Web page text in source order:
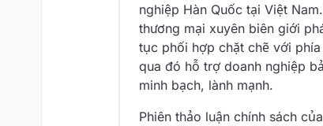
nghiệp Hàn Quốc tại Việt
thương mại xuyên biên giới
tục phối hợp chặt chẽ với
qua đó hỗ trợ doanh nghiệp
minh bạch, lành mạnh.
Phiên thảo luận chính sách